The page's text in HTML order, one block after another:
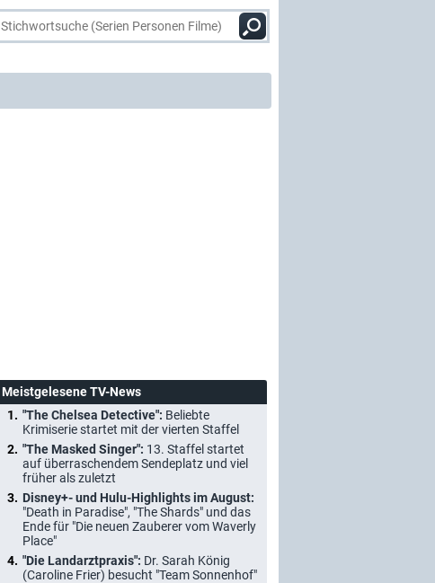
Meistgelesene TV-News
"The Chelsea Detective": Beliebte
Krimiserie startet mit der vierten Staffel
"The Masked Singer": 13. Staffel startet
auf überraschendem Sendeplatz und viel
früher als zuletzt
Disney+- und Hulu-Highlights im August:
"Death in Paradise", "The Shards" und das
Ende für "Die neuen Zauberer vom Waverly
Place"
"Die Landarztpraxis": Dr. Sarah König
(Caroline Frier) besucht "Team Sonnenhof"